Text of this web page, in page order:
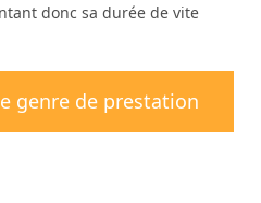
donc sa durée de vite
genre de prestation